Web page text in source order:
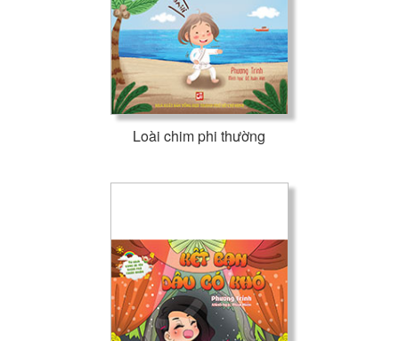
Loài chim phi thường